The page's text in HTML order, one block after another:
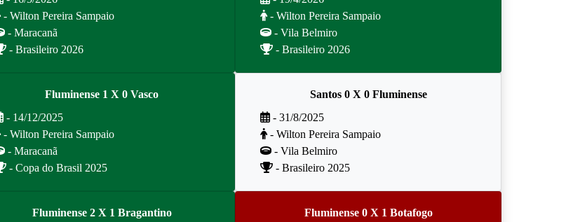
- Wilton Pereira Sampaio
- Maracanã
- Brasileiro 2026
- Wilton Pereira Sampaio
- Vila Belmiro
- Brasileiro 2026
Fluminense 1 X 0 Vasco
- 14/12/2025
- Wilton Pereira Sampaio
- Maracanã
- Copa do Brasil 2025
Santos 0 X 0 Fluminense
- 31/8/2025
- Wilton Pereira Sampaio
- Vila Belmiro
- Brasileiro 2025
Fluminense 2 X 1 Bragantino
Fluminense 0 X 1 Botafogo